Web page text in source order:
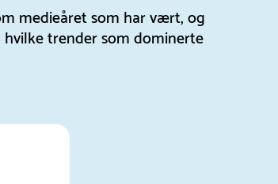
medieåret som har vært, og
trender som dominerte